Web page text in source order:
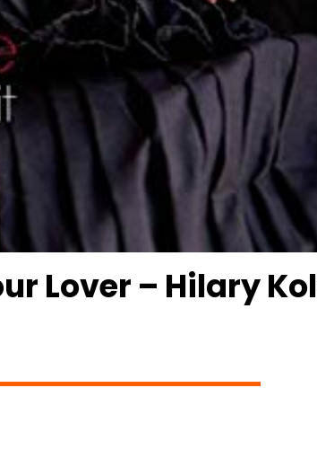
Lover – Hilary